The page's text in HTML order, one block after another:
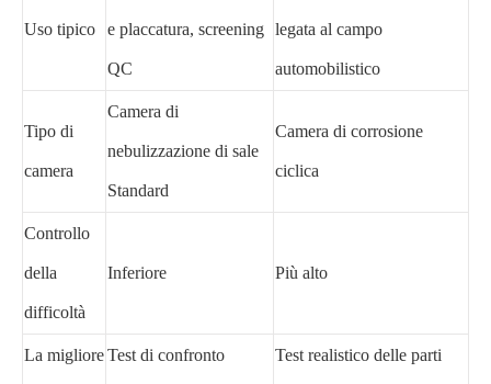
Uso tipico e placcatura, screening
QC
legata al campo
automobilistico
Tipo di
camera
Camera di
nebulizzazione di sale
Standard
Camera di corrosione
ciclica
Controllo
della
difficoltà
Inferiore Più alto
La miglioreTest di confronto Test realistico delle parti